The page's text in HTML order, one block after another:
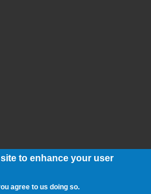
to enhance your user
agree to us doing so.